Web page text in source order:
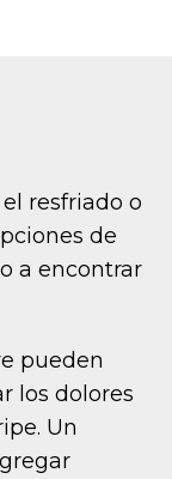
resfriado o
de
a encontrar
pueden
los dolores
Un